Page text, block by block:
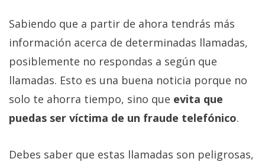
Sabiendo que a partir de ahora tendrás más
información acerca de determinadas llamadas,
posiblemente no respondas a según que
llamadas. Esto es una buena noticia porque no
solo te ahorra tiempo, sino que evita que
puedas ser víctima de un fraude telefónico.
Debes saber que estas llamadas son peligrosas,